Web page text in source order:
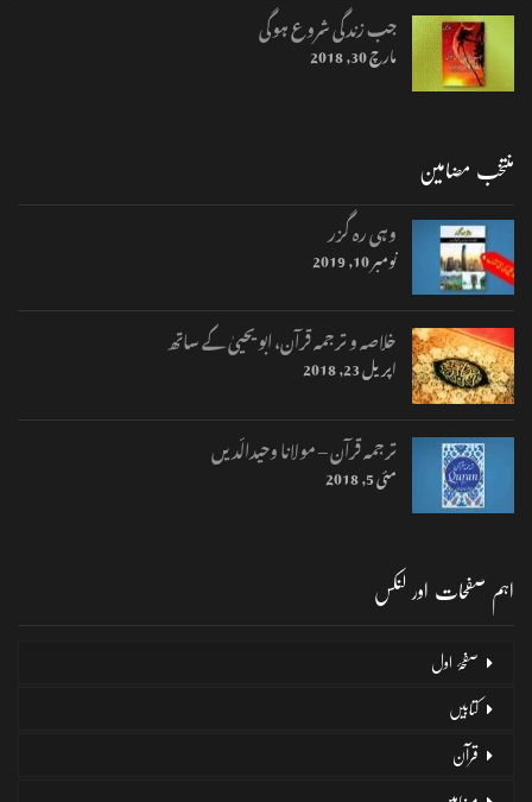
جب زندگی شروع ہوگی
مارچ 30, 2018
منتخب مضامین
وہی رہ گزر
نومبر 10, 2019
خلاصہ و ترجمہ قرآن، ابو یحییٰ کے ساتھ
اپریل 23, 2018
ترجمہ قرآن – مولانا وحیدالّدیں
مئی 5, 2018
اہم صفحات اور لنکس
صفحۂ اول
کتابیں
قرآن